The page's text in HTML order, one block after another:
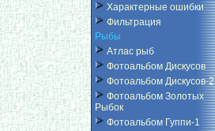
Характерные ошибки
Фильтрация
Рыбы
Атлас рыб
Фотоальбом Дискусов
Фотоальбом Дискусов-2
Фотоальбом Золотых
Рыбок
Фотоальбом Гуппи-1